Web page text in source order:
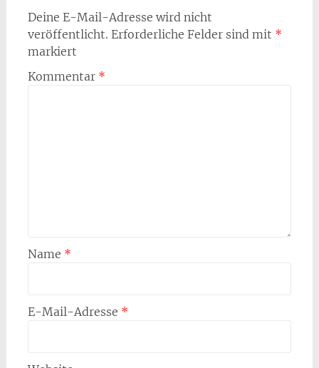
Deine E-Mail-Adresse wird nicht
veröffentlicht. Erforderliche Felder sind mit *
markiert
Kommentar *
Name *
E-Mail-Adresse *